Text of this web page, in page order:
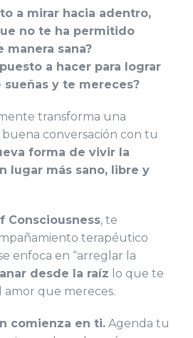
a mirar hacia adentro,
no te ha permitido
manera sana?
a hacer para lograr
y te mereces?
transforma una
conversación con tu
forma de vivir la
lugar más sano, libre y
Consciousness, te
terapéutico
enfoca en “arreglar la
desde la raíz lo que te
que mereces.
comienza en ti. Agenda tu